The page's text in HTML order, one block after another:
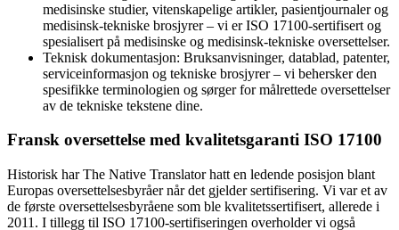
medisinske studier, vitenskapelige artikler, pasientjournaler og
medisinsk-tekniske brosjyrer – vi er ISO 17100-sertifisert og
spesialisert på medisinske og medisinsk-tekniske oversettelser.
Teknisk dokumentasjon: Bruksanvisninger, datablad, patenter,
serviceinformasjon og tekniske brosjyrer – vi behersker den
spesifikke terminologien og sørger for målrettede oversettelser
av de tekniske tekstene dine.
Fransk oversettelse med kvalitetsgaranti ISO 17100
Historisk har The Native Translator hatt en ledende posisjon blant
Europas oversettelsesbyråer når det gjelder sertifisering. Vi var et av
de første oversettelsesbyråene som ble kvalitetssertifisert, allerede i
2011. I tillegg til ISO 17100-sertifiseringen overholder vi også